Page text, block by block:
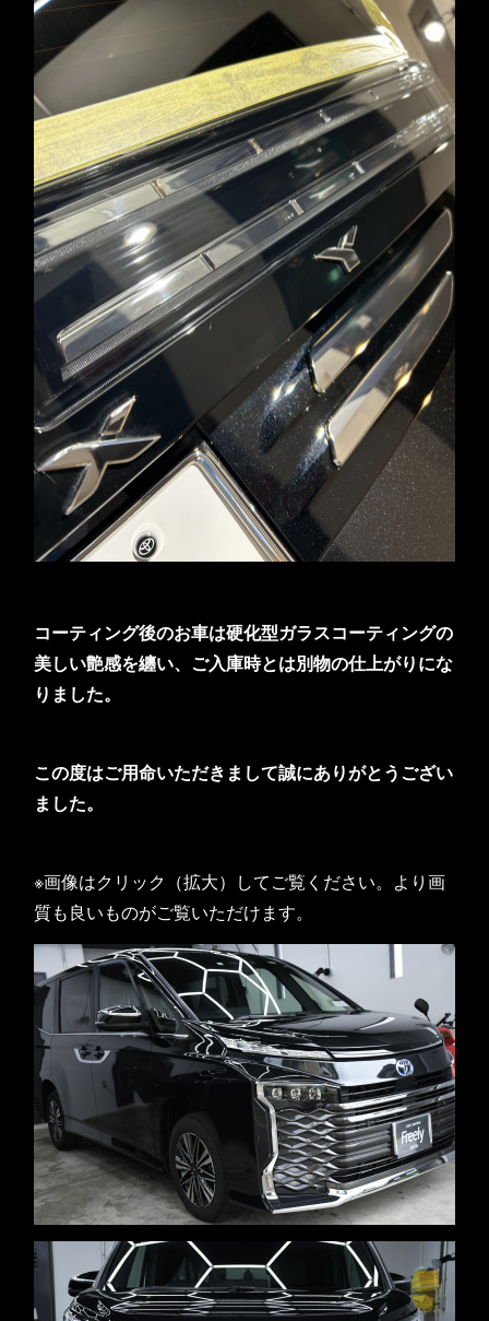
コーティング後のお車は硬化型ガラスコーティングの
美しい艶感を纏い、ご入庫時とは別物の仕上がりにな
りました。
この度はご用命いただきまして誠にありがとうござい
ました。
※画像はクリック（拡大）してご覧ください。より画
質も良いものがご覧いただけます。